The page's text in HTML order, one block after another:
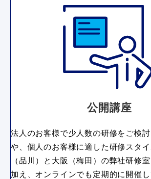
公開講座
法人のお客様で少人数の研修をご検
や、個人のお客様に適した研修スタ
（品川）と大阪（梅田）の弊社研修
加え、オンラインでも定期的に開催し